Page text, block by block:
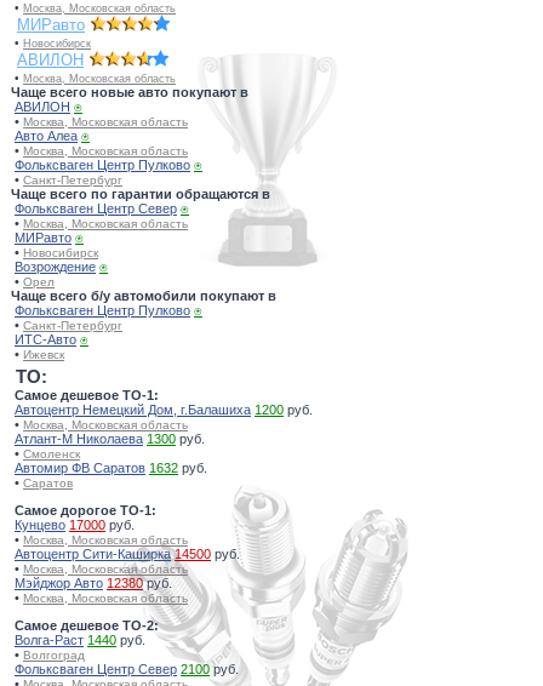
• Москва, Московская область
МИРавто
• Новосибирск
АВИЛОН
• Москва, Московская область
Чаще всего новые авто покупают в
АВИЛОН ⍟
• Москва, Московская область
Авто Алеа ⍟
• Москва, Московская область
Фольксваген Центр Пулково ⍟
• Санкт-Петербург
Чаще всего по гарантии обращаются в
Фольксваген Центр Север ⍟
• Москва, Московская область
МИРавто ⍟
• Новосибирск
Возрождение ⍟
• Орел
Чаще всего б/у автомобили покупают в
Фольксваген Центр Пулково ⍟
• Санкт-Петербург
ИТС-Авто ⍟
• Ижевск
TO:
Самое дешевое ТО-1:
Автоцентр Немецкий Дом, г.Балашиха 1200 руб.
• Москва, Московская область
Атлант-М Николаева 1300 руб.
• Смоленск
Автомир ФВ Саратов 1632 руб.
• Саратов
Самое дорогое ТО-1:
Кунцево 17000 руб.
• Москва, Московская область
Автоцентр Сити-Каширка 14500 руб.
• Москва, Московская область
Мэйджор Авто 12380руб.
• Москва, Московская область
Самое дешевое ТО-2:
Волга-Раст 1440 руб.
• Волгоград
Фольксваген Центр Север 2100руб.